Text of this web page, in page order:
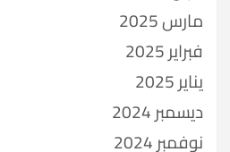
مارس 2025
فبراير 2025
يناير 2025
ديسمبر 2024
نوفمبر 2024